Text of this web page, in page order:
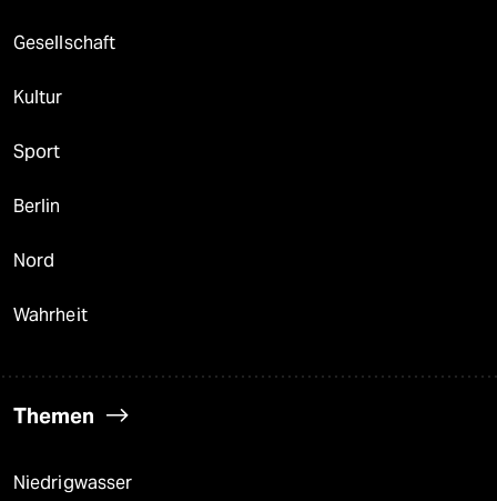
Gesellschaft
Kultur
Sport
Berlin
Nord
Wahrheit
Themen
Niedrigwasser